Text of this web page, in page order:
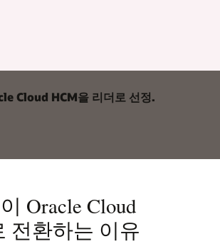
Cloud HCM을 리더로 선정.
Oracle Cloud
전환하는 이유